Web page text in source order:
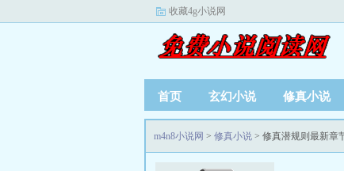
收藏4g小说网
首页 玄幻小说 修真小说
m4n8小说网 > 修真小说 > 修真潜规则最新章